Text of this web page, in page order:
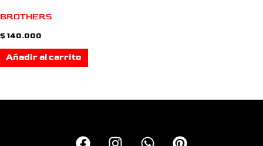
BROTHERS
$ 140.000
Añadir al carrito